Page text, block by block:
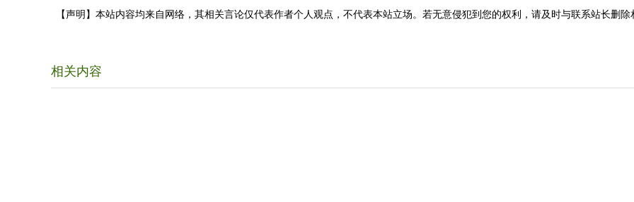
【声明】本站内容均来自网络，其相关言论仅代表作者个人观点，不代表本站立场。若无意侵犯到您的权利，请及时与联系站长删
相关内容